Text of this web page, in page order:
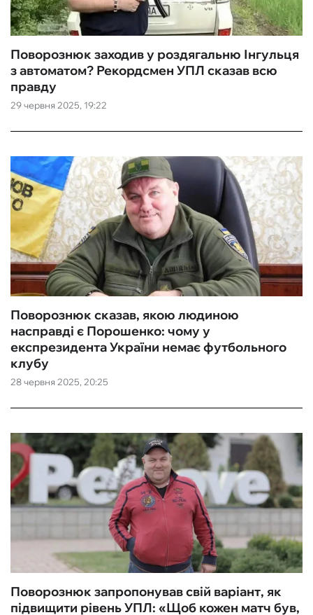
29 червня 2025, 19:22
Поворознюк заходив у роздягальню Інгульця
з автоматом? Рекордсмен УПЛ сказав всю
правду
28 червня 2025, 20:25
Поворознюк сказав, якою людиною
насправді є Порошенко: чому у
експрезидента України немає футбольного
клубу
Поворознюк запропонував свій варіант, як
підвищити рівень УПЛ: «‎Щоб кожен матч був,